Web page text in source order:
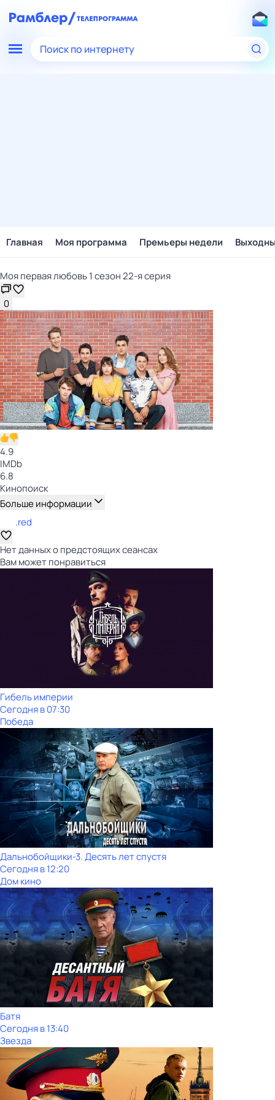
Поиск по интернету
Главная Моя программа Премьеры недели
Моя первая любовь 1 сезон 22-я серия
0
4.9
IMDb
6.8
Кинопоиск
Больше информации
.red
Нет данных о предстоящих сеансах
Вам может понравиться
Гибель империи
Сегодня в 07:30
Победа
Дальнобойщики-3. Десять лет спустя
Сегодня в 12:20
Дом кино
Батя
Сегодня в 13:40
Звезда